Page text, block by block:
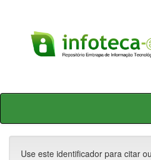
Skip
Use este identificador para citar